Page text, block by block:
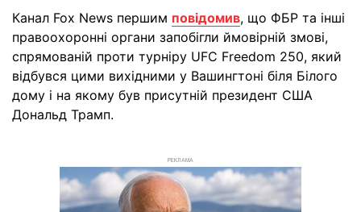
Канал Fox News першим повідомив, що ФБР та інші
правоохоронні органи запобігли ймовірній змові,
спрямованій проти турніру UFC Freedom 250, який
відбувся цими вихідними у Вашингтоні біля Білого
дому і на якому був присутній президент США
Дональд Трамп.
РЕКЛАМА